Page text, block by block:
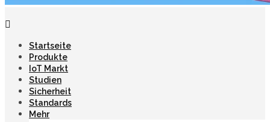
Startseite
Produkte
IoT Markt
Studien
Sicherheit
Standards
Mehr